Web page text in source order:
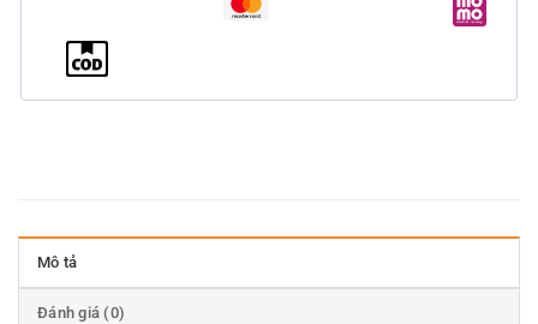
Mô tả
Đánh giá (0)